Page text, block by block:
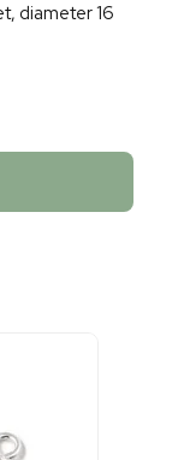
diameter 16